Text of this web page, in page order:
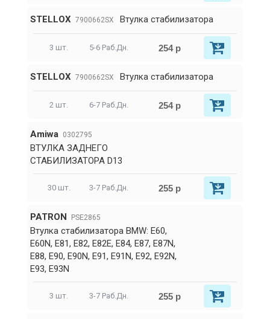
STELLOX 7900662SX Втулка стабилизатора
3 шт. 5-6 Раб.Дн. 254 р
STELLOX 7900662SX Втулка стабилизатора
2 шт. 6-7 Раб.Дн. 254 р
Amiwa 0302795
ВТУЛКА ЗАДНЕГО
СТАБИЛИЗАТОРА D13
30 шт. 3-7 Раб.Дн. 255 р
PATRON PSE2865
Втулка стабилизатора BMW: E60,
E60N, E81, E82, E82E, E84, E87, E87N,
E88, E90, E90N, E91, E91N, E92, E92N,
E93, E93N
3 шт. 3-7 Раб.Дн. 255 р